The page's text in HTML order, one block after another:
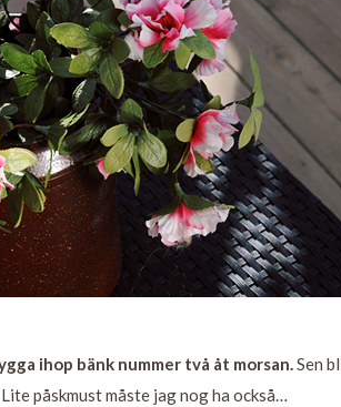
ihop bänk nummer två åt morsan.Sen
påskmust måste jag nog ha också…